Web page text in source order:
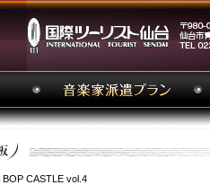
CASTLE vol.4